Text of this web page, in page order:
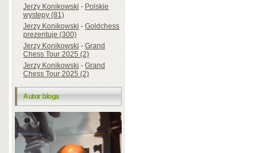
Jerzy Konikowski-Polskie
występy (81)
Jerzy Konikowski-Goldchess
prezentuje (300)
Jerzy Konikowski-Grand
Chess Tour 2025 (2)
Jerzy Konikowski-Grand
Chess Tour 2025 (2)
Autor bloga